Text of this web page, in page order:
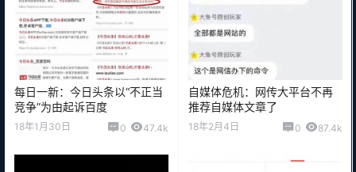
每日一新：今日头条以“不正当
竞争”为由起诉百度
18年1月30日 0 47.4k
自媒体危机：网传大平台不再
推荐自媒体文章了
18年2月4日 0 87.4k